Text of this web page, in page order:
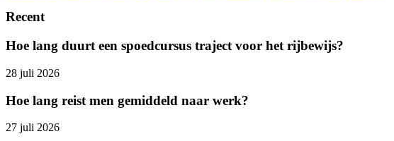
Recent
Hoe lang duurt een spoedcursus traject voor het rijbewijs?
28 juli 2026
Hoe lang reist men gemiddeld naar werk?
27 juli 2026